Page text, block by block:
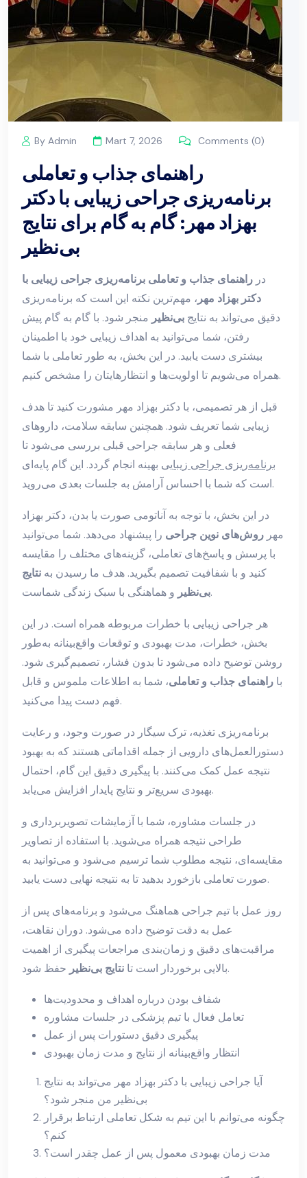
By Admin Mart 7, 2026 Comments (0)
راهنمای جذاب و تعاملی
برنامه‌ریزی جراحی زیبایی با دکتر
بهزاد مهر: گام به گام برای نتایج
بی‌نظیر
در راهنمای جذاب و تعاملی برنامه‌ریزی جراحی زیبایی با
دکتر بهزاد مهر ، مهم‌ترین نکته این است که برنامه‌ریزی
دقیق می‌تواند به نتایج بی‌نظیر منجر شود. با گام به گام پیش
رفتن، شما می‌توانید به اهداف زیبایی خود با اطمینان
بیشتری دست یابید. در این بخش، به طور تعاملی با شما
همراه می‌شویم تا اولویت‌ها و انتظارهایتان را مشخص کنیم.
قبل از هر تصمیمی، با دکتر بهزاد مهر مشورت کنید تا هدف
زیبایی شما تعریف شود. همچنین سابقه سلامت، داروهای
فعلی و هر سابقه جراحی قبلی بررسی می‌شود تا
برنامه‌ریزی جراحی زیبایی بهینه انجام گردد. این گام پایه‌ای
است که شما با احساس آرامش به جلسات بعدی می‌روید.
در این بخش، با توجه به آناتومی صورت یا بدن، دکتر بهزاد
مهر روش‌های نوین جراحی را پیشنهاد می‌دهد. شما می‌توانید
با پرسش و پاسخ‌های تعاملی، گزینه‌های مختلف را مقایسه
کنید و با شفافیت تصمیم بگیرید. هدف ما رسیدن به نتایج
بی‌نظیرو هماهنگی با سبک زندگی شماست.
هر جراحی زیبایی با خطرات مربوطه همراه است. در این
بخش، خطرات، مدت بهبودی و توقعات واقع‌بینانه به‌طور
روشن توضیح داده می‌شود تا بدون فشار، تصمیم‌گیری شود.
با راهنمای جذاب و تعاملی، شما به اطلاعات ملموس و قابل
فهم دست پیدا می‌کنید.
برنامه‌ریزی تغذیه، ترک سیگار در صورت وجود، و رعایت
دستورالعمل‌های دارویی از جمله اقداماتی هستند که به بهبود
نتیجه عمل کمک می‌کنند. با پیگیری دقیق این گام، احتمال
بهبودی سریع‌تر و نتایج پایدار افزایش می‌یابد.
در جلسات مشاوره، شما با آزمایشات تصویربرداری و
طراحی نتیجه همراه می‌شوید. با استفاده از تصاویر
مقایسه‌ای، نتیجه مطلوب شما ترسیم می‌شود و می‌توانید به
صورت تعاملی بازخورد بدهید تا به نتیجه نهایی دست یابید.
روز عمل با تیم جراحی هماهنگ می‌شود و برنامه‌های پس از
عمل به دقت توضیح داده می‌شود. دوران نقاهت،
مراقبت‌های دقیق و زمان‌بندی مراجعات پیگیری از اهمیت
بالایی برخوردار است تا نتایج بی‌نظیر حفظ شود.
شفاف بودن درباره اهداف و محدودیت‌ها
تعامل فعال با تیم پزشکی در جلسات مشاوره
پیگیری دقیق دستورات پس از عمل
انتظار واقع‌بینانه از نتایج و مدت زمان بهبودی
آیا جراحی زیبایی با دکتر بهزاد مهر می‌تواند به نتایج
بی‌نظیر من منجر شود؟
چگونه می‌توانم با این تیم به شکل تعاملی ارتباط برقرار
کنم؟
مدت زمان بهبودی معمول پس از عمل چقدر است؟